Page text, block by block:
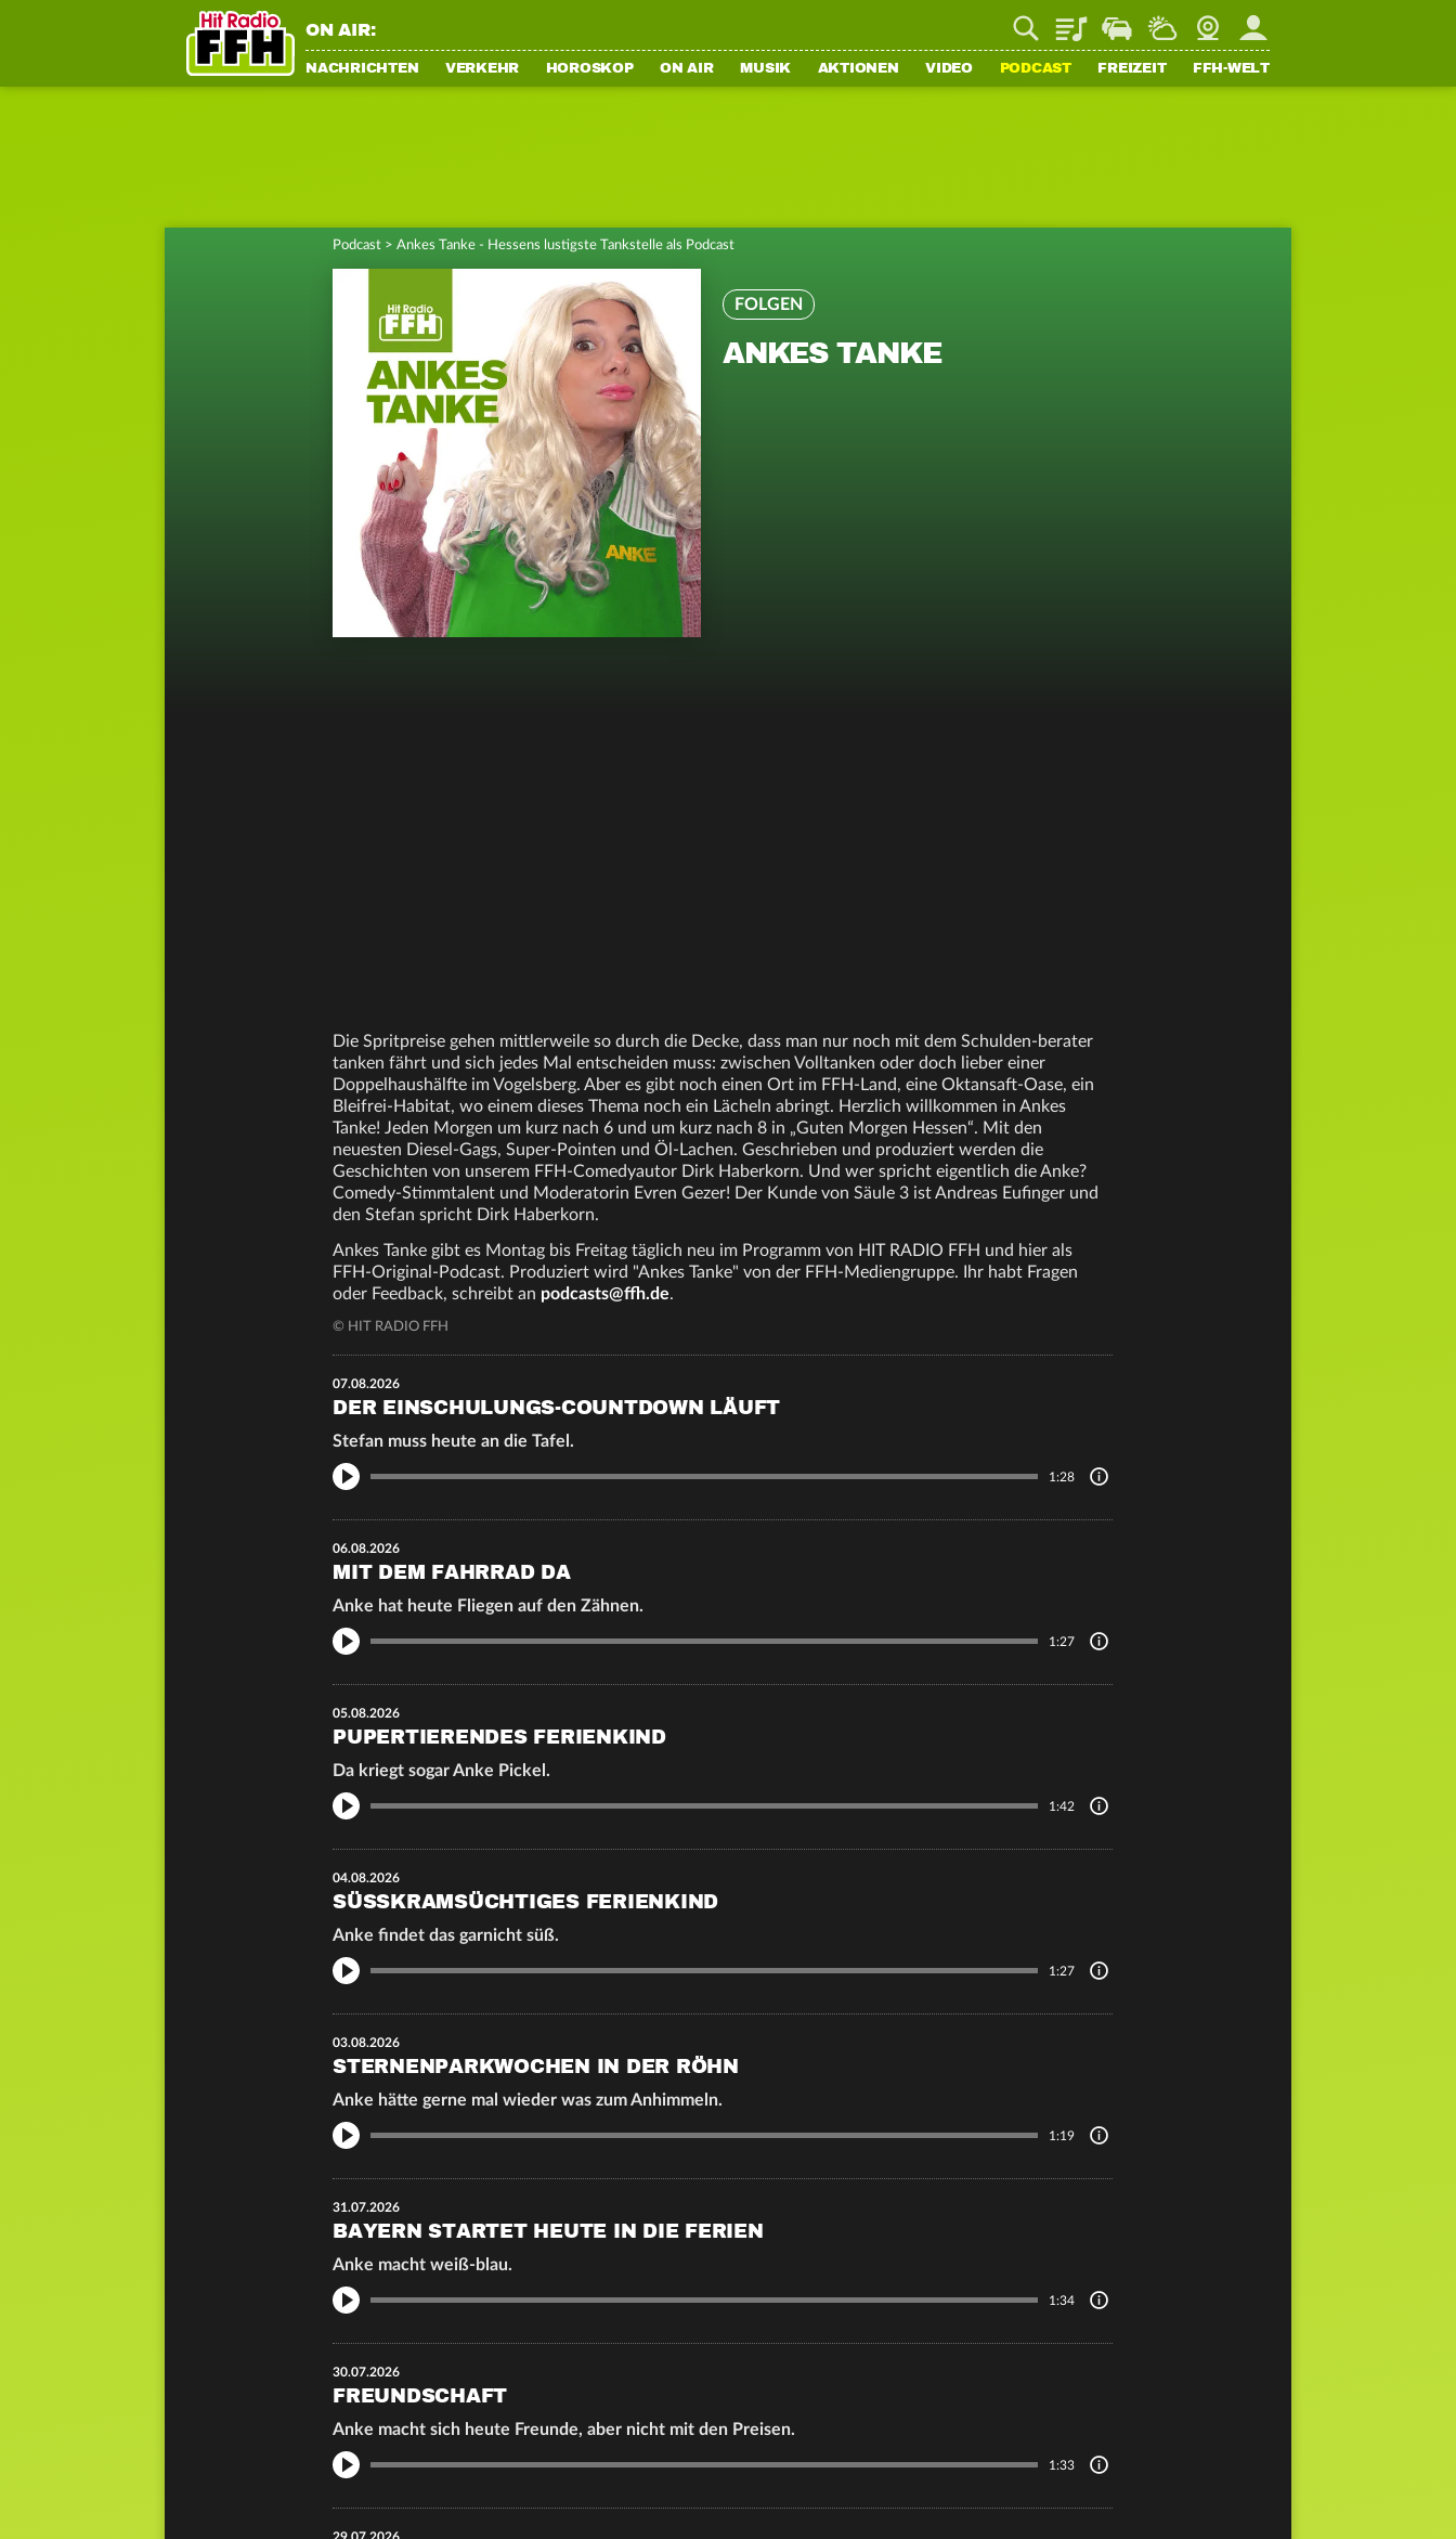
ON AIR: PlaylistStaupilotWetterWebcamMein FFH
NACHRICHTEN VERKEHR HOROSKOP ON AIR MUSIK AKTIONEN VIDEO PODCAST FREIZEIT FFH-WELT
Podcast > Ankes Tanke - Hessens lustigste Tankstelle als Podcast
FOLGEN
ANKES TANKE
Die Spritpreise gehen mittlerweile so durch die Decke, dass man nur noch mit dem Schulden-berater
tanken fährt und sich jedes Mal entscheiden muss: zwischen Volltanken oder doch lieber einer
Doppelhaushälfte im Vogelsberg. Aber es gibt noch einen Ort im FFH-Land, eine Oktansaft-Oase, ein
Bleifrei-Habitat, wo einem dieses Thema noch ein Lächeln abringt. Herzlich willkommen in Ankes
Tanke! Jeden Morgen um kurz nach 6 und um kurz nach 8 in „Guten Morgen Hessen“. Mit den
neuesten Diesel-Gags, Super-Pointen und Öl-Lachen. Geschrieben und produziert werden die
Geschichten von unserem FFH-Comedyautor Dirk Haberkorn. Und wer spricht eigentlich die Anke?
Comedy-Stimmtalent und Moderatorin Evren Gezer! Der Kunde von Säule 3 ist Andreas Eufinger und
den Stefan spricht Dirk Haberkorn.
Ankes Tanke gibt es Montag bis Freitag täglich neu im Programm von HIT RADIO FFH und hier als
FFH-Original-Podcast. Produziert wird "Ankes Tanke" von der FFH-Mediengruppe. Ihr habt Fragen
oder Feedback, schreibt an podcasts@ffh.de.
© HIT RADIO FFH
07.08.2026
DER EINSCHULUNGS-COUNTDOWN LÄUFT
Stefan muss heute an die Tafel.
1:28
06.08.2026
MIT DEM FAHRRAD DA
Anke hat heute Fliegen auf den Zähnen.
1:27
05.08.2026
PUPERTIERENDES FERIENKIND
Da kriegt sogar Anke Pickel.
1:42
04.08.2026
SÜSSKRAMSÜCHTIGES FERIENKIND
Anke findet das garnicht süß.
1:27
03.08.2026
STERNENPARKWOCHEN IN DER RÖHN
Anke hätte gerne mal wieder was zum Anhimmeln.
1:19
31.07.2026
BAYERN STARTET HEUTE IN DIE FERIEN
Anke macht weiß-blau.
1:34
30.07.2026
FREUNDSCHAFT
Anke macht sich heute Freunde, aber nicht mit den Preisen.
1:33